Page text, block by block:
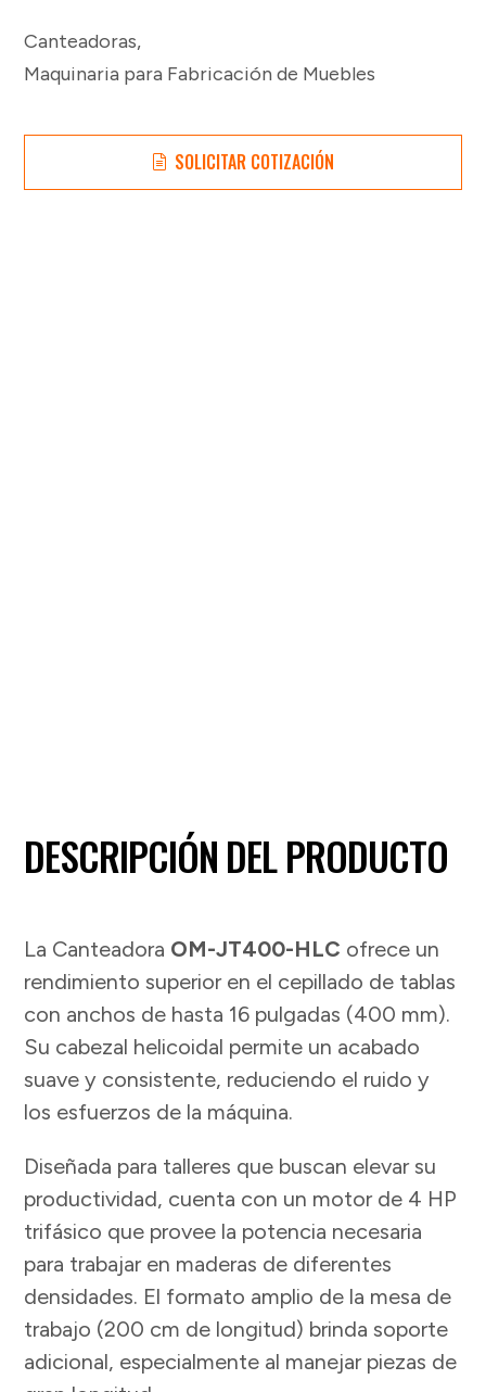
Canteadoras,
Maquinaria para Fabricación de Muebles
SOLICITAR COTIZACIÓN
DESCRIPCIÓN DEL PRODUCTO
La Canteadora OM-JT400-HLC ofrece un
rendimiento superior en el cepillado de tablas
con anchos de hasta 16 pulgadas (400 mm).
Su cabezal helicoidal permite un acabado
suave y consistente, reduciendo el ruido y
los esfuerzos de la máquina.
Diseñada para talleres que buscan elevar su
productividad, cuenta con un motor de 4 HP
trifásico que provee la potencia necesaria
para trabajar en maderas de diferentes
densidades. El formato amplio de la mesa de
trabajo (200 cm de longitud) brinda soporte
adicional, especialmente al manejar piezas de